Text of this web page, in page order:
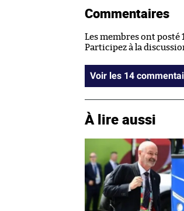
Commentaires
Les membres ont
Participez à la
Voir les 14
À lire aussi